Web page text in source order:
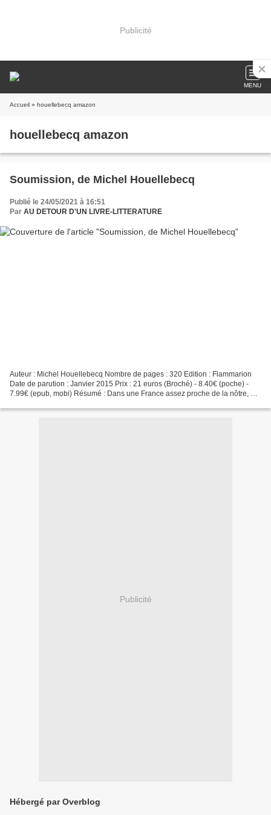
Publicité
MENU
Accueil » houellebecq amazon
houellebecq amazon
Soumission, de Michel Houellebecq
Publié le 24/05/2021 à 16:51
Par AU DETOUR D'UN LIVRE-LITTERATURE
Auteur : Michel Houellebecq Nombre de pages : 320 Edition : Flammarion
Date de parution : Janvier 2015 Prix : 21 euros (Broché) - 8.40€ (poche) -
7.99€ (epub, mobi) Résumé : Dans une France assez proche de la nôtre, un
Publicité
Hébergé par Overblog